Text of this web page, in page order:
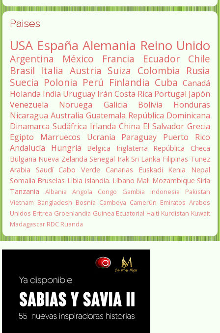
Paises
USA España Alemania Reino Unido
Argentina México Francia Ecuador
Chile
Brasil Italia Austria Suiza Colombia Rusia
Suecia Polonia Perú Finlandia Cuba Canadá
Holanda India Uruguay Irán Costa Rica Portugal Japón
Venezuela
Noruega Galicia Bolivia
Honduras
Nicaragua Australia Guatemala República Dominicana
Dinamarca Sudáfrica Irlanda China El Salvador Grecia
Egipto
Marruecos Ucrania Paraguay
Puerto Rico
Andalucía
Hungria Belgica Inglaterra
República Checa
Bulgaria Nueva Zelanda Senegal Irak Sri Lanka Filipinas Tunez
Arabia Saudí Cabo Verde Canarias Euskadi Kenia
Nepal
Somalia Bruselas Libia Islandia. Líbano Mali Mozambique Siria
Tanzania
Albania Angola Congo Gambia Indonesia
Pakistan
Vietnam Bangladesh Bosnia Camboya Camerún Emiratos Arabes
Unidos Eritrea Groenlandia Guinea Ecuatorial Haití Kurdistan Kuwait
Madagascar RDC Ruanda